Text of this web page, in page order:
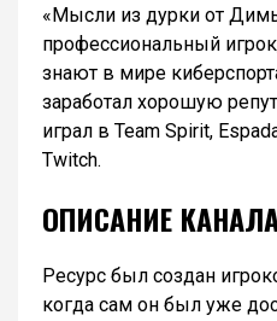
«Мысли из дурки от
профессиональный
знают в мире
заработал хорошую
играл в Team Spirit,
Twitch.
ОПИСАНИЕ
Ресурс был создан
когда сам он был уже